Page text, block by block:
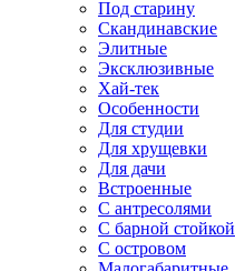
Под старину
Скандинавские
Элитные
Эксклюзивные
Хай-тек
Особенности
Для студии
Для хрущевки
Для дачи
Встроенные
С антресолями
С барной стойкой
С островом